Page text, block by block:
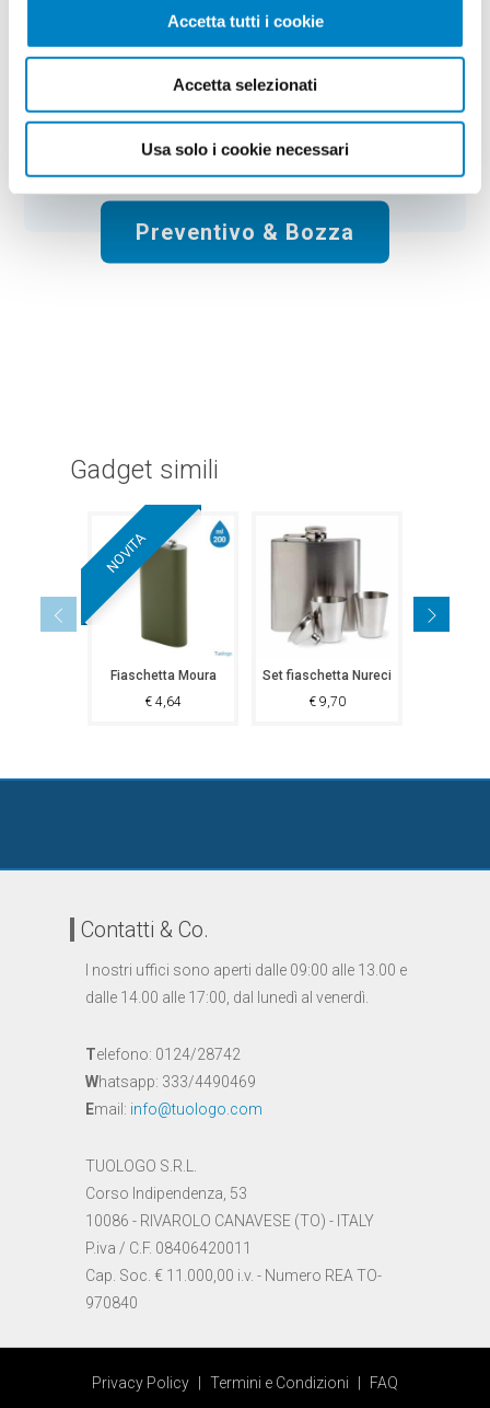
Accetta tutti i cookie
Accetta selezionati
Usa solo i cookie necessari
Il prezzo non include la stampa
Spese di spedizione:
€264.00
Preventivo & Bozza
Gadget simili
Fiaschetta Moura
€4,64
NOVITA
Set fiaschetta Nureci
€9,70
Contatti & Co.
I nostri uffici sono aperti dalle 09:00 alle 13.00 e
dalle 14.00 alle 17:00, dal lunedì al venerdì.
Telefono: 0124/28742
Whatsapp: 333/4490469
Email: info@tuologo.com
TUOLOGO S.R.L.
Corso Indipendenza, 53
10086 - RIVAROLO CANAVESE (TO) - ITALY
P.iva / C.F. 08406420011
Cap. Soc. € 11.000,00 i.v. - Numero REA TO-
970840
Privacy Policy Termini e Condizioni FAQ